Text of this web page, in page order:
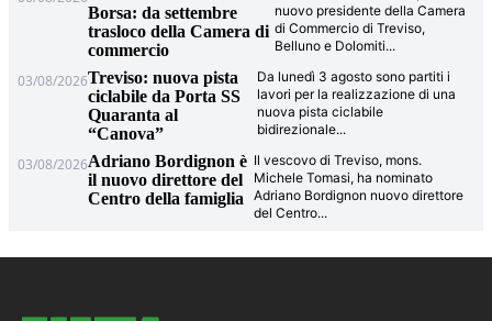
Borsa: da settembre
trasloco della Camera di
commercio
nuovo presidente della Camera
di Commercio di Treviso,
Belluno e Dolomiti...
03/08/2026Treviso: nuova pista
ciclabile da Porta SS
Quaranta al
“Canova”
Da lunedì 3 agosto sono partiti i
lavori per la realizzazione di una
nuova pista ciclabile
bidirezionale...
03/08/2026Adriano Bordignon è
il nuovo direttore del
Centro della famiglia
Il vescovo di Treviso, mons.
Michele Tomasi, ha nominato
Adriano Bordignon nuovo direttore
del Centro...